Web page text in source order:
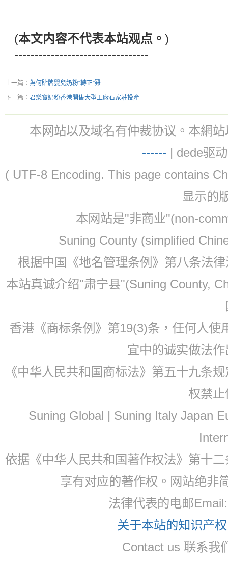
(本文内容不代表本站观点。 )
---------------------------------
上一篇： 為何貼牌嬰兒奶粉“轉正”難
下一篇： 君樂寶奶粉香港開售大型工廠石家莊投產
本网站以及域名有仲裁协议。本網
------ | dede驱
( UTF-8 Encoding. This page contains
显示的
本网站是"非商业"(non-
Suning County (simplified
根据中国《地名管理条例》第八条法
本站真诚介绍"肃宁县"(Suning County,
香港《商标条例》第19(3)条，任何人
宜中的诚实做法
《中华人民共和国商标法》第五十九条
权禁
Suning Global | Suning Italy Japan
依据《中华人民共和国著作权法》第十
享有对应的著作权。网站绝非
法律代表的电邮
关于本站的知识产
Contact us 联系我